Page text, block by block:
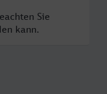
Sie
kann.